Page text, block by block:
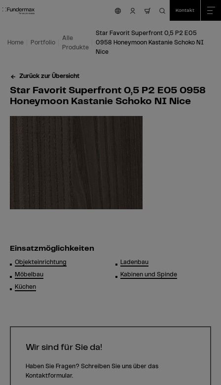
Zum Hauptinhalt springen
Zum Inhaltsverzeichnis springen
Zum Hauptmenü springen Kontakt
Home Portfolio
Alle
Produkte
Star Favorit Superfront 0,5 P2 E05
0958 Honeymoon Kastanie Schoko NI
Nice
Zurück zur Übersicht
Star Favorit Superfront 0,5 P2 E05 0958
Honeymoon Kastanie Schoko NI Nice
Einsatzmöglichkeiten
Objekteinrichtung
Möbelbau
Küchen
Ladenbau
Kabinen und Spinde
Wir sind für Sie da!
Haben Sie Fragen? Schreiben Sie uns über das
Kontaktformular.